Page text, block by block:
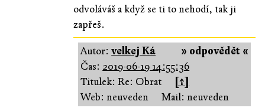
odvoláváš a když se ti to nehodí, tak ji
zapřeš.
» odpovědět «
Autor:velkej Ká
Čas: 2019-06-19 14:55:36
Titulek: Re: Obrat
[↑]
Web: neuveden
Mail: neuveden